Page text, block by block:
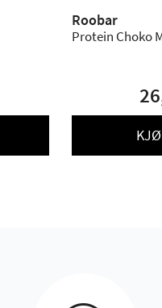
Roobar
Protein Choko